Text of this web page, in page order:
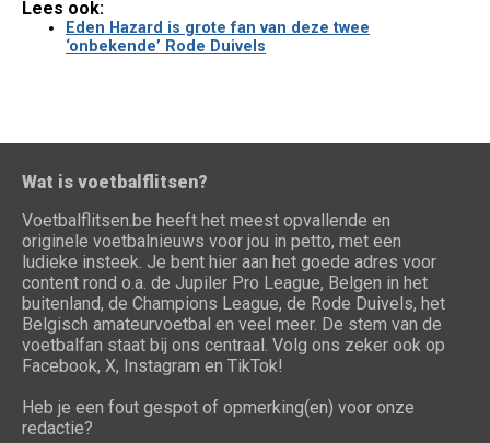
Lees ook:
Eden Hazard is grote fan van deze twee
‘onbekende’ Rode Duivels
Wat is voetbalflitsen?
Voetbalflitsen.be heeft het meest opvallende en
originele voetbalnieuws voor jou in petto, met een
ludieke insteek. Je bent hier aan het goede adres voor
content rond o.a. de Jupiler Pro League, Belgen in het
buitenland, de Champions League, de Rode Duivels, het
Belgisch amateurvoetbal en veel meer. De stem van de
voetbalfan staat bij ons centraal. Volg ons zeker ook op
Facebook, X, Instagram en TikTok!
Heb je een fout gespot of opmerking(en) voor onze
redactie?